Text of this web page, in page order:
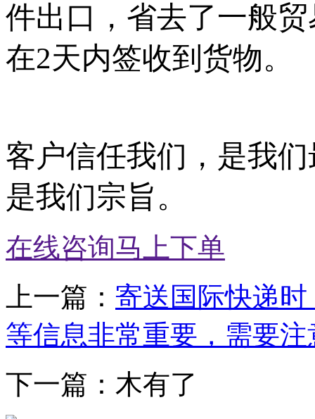
件出口，省去了一般
在2天内签收到货物。
客户信任我们，是我
是我们宗旨。
在线咨询马上下单
上一篇： 寄送国际快递
等信息非常重要，需要注
下一篇：木有了